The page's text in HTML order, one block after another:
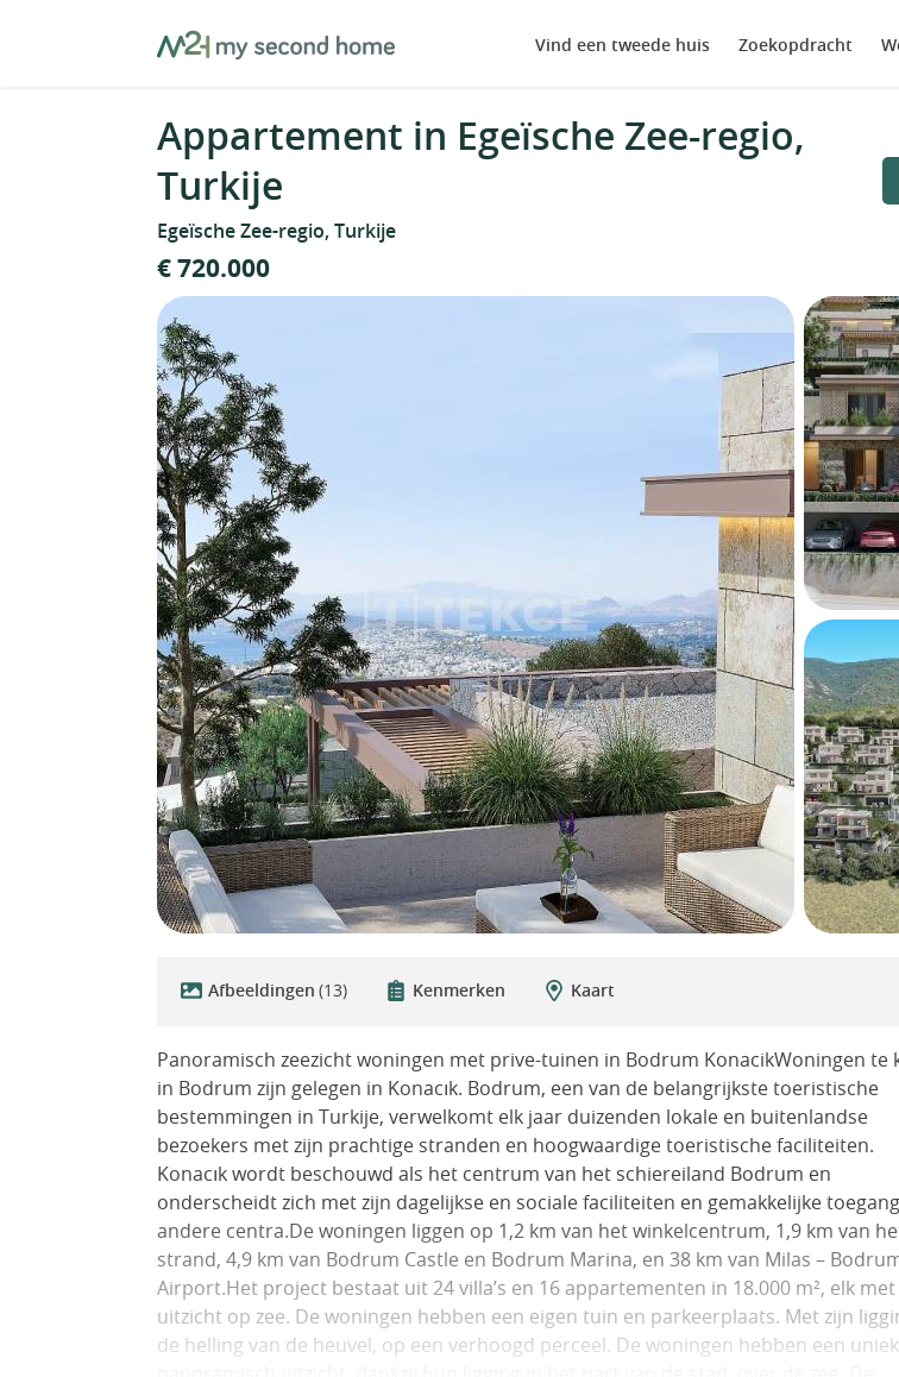
MySecondHome Vind een tweede huis Zoekopdracht
Appartement in Egeïsche Zee-regio,
Turkije
Egeïsche Zee-regio, Turkije
€ 720.000
Afbeeldingen (13) Kenmerken Kaart
Panoramisch zeezicht woningen met prive-tuinen in Bodrum KonacikWoningen te
in Bodrum zijn gelegen in Konacık. Bodrum, een van de belangrijkste toeristische
bestemmingen in Turkije, verwelkomt elk jaar duizenden lokale en buitenlandse
bezoekers met zijn prachtige stranden en hoogwaardige toeristische faciliteiten.
Konacık wordt beschouwd als het centrum van het schiereiland Bodrum en
onderscheidt zich met zijn dagelijkse en sociale faciliteiten en gemakkelijke
andere centra.De woningen liggen op 1,2 km van het winkelcentrum, 1,9 km van
strand, 4,9 km van Bodrum Castle en Bodrum Marina, en 38 km van Milas –
Airport.Het project bestaat uit 24 villa’s en 16 appartementen in 18.000 m², elk met
uitzicht op zee. De woningen hebben een eigen tuin en parkeerplaats. Met zijn
de helling van de heuvel, op een verhoogd perceel. De woningen hebben een uniek